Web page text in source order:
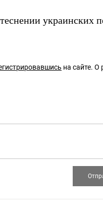
украинских
на сайте. О